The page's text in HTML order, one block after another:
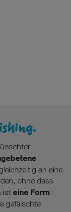
an eine
ohne dass
ist eine Form
gefälschte